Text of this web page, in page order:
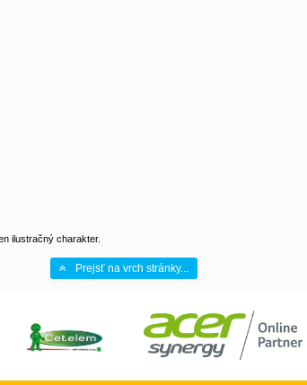
ilustračný charakter.
Prejsť na vrch stránky...